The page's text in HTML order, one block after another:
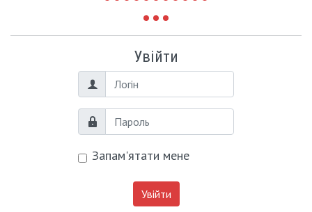
Увійти
Логін
Пароль
Запам'ятати мене
Увійти